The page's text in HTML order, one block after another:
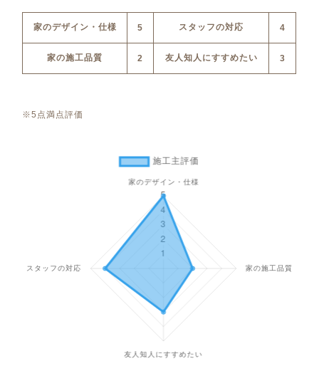
家のデザイン・仕様 5 スタッフの対応 4
家の施工品質 2 友人知人にすすめたい 3
※5点満点評価